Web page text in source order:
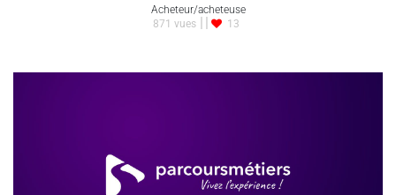
Acheteur/acheteuse
871 vues
13